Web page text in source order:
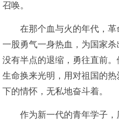
召唤。
在那个血与火的年代，
一股勇气一身热血，为国家
没有半点的退缩，勇往直前
生命换来光明，用对祖国的
下的情怀，无私地奋斗着。
作为新一代的青年学子